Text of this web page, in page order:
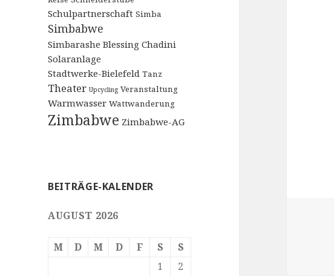
Schulpartnerschaft Simba
Simbabwe
Simbarashe Blessing Chadini
Solaranlage
Stadtwerke-Bielefeld Tanz
Theater Upcycling Veranstaltung
Warmwasser Wattwanderung
Zimbabwe Zimbabwe-AG
BEITRÄGE-KALENDER
AUGUST 2026
M D M D F S
S
1
2